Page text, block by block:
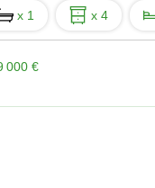
x 1 x 4
000 €